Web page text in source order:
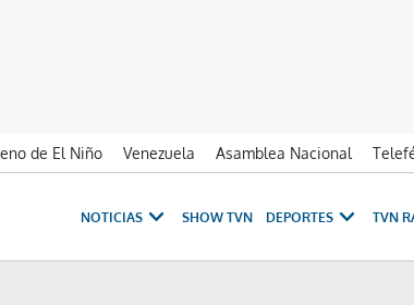
de El Niño Venezuela Asamblea Nacional
NOTICIAS SHOW TVN DEPORTES TVN